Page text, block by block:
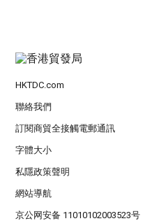
HKTDC.com
聯絡我們
訂閱商貿全接觸電郵通訊
字體大小
私隱政策聲明
網站導航
京公网安备 11010102003523号